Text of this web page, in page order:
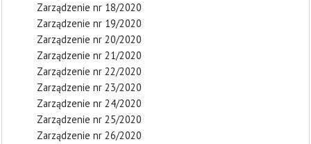
Zarządzenie nr 18/2020
Zarządzenie nr 19/2020
Zarządzenie nr 20/2020
Zarządzenie nr 21/2020
Zarządzenie nr 22/2020
Zarządzenie nr 23/2020
Zarządzenie nr 24/2020
Zarządzenie nr 25/2020
Zarządzenie nr 26/2020